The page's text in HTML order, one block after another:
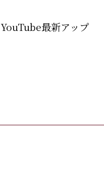
YouTube最新アップ